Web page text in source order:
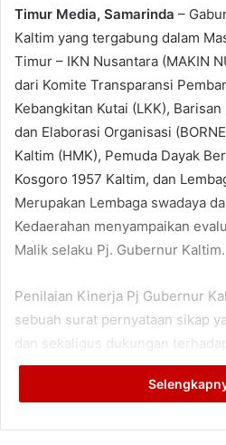
Timur Media, Samarinda –
Kaltim yang tergabung dalam
Timur – IKN Nusantara (MAKIN
dari Komite Transparansi
Kebangkitan Kutai (LKK),
dan Elaborasi Organisasi
Kaltim (HMK), Pemuda Dayak
Kosgoro 1957 Kaltim, dan
Merupakan Lembaga swadaya
Kedaerahan menyampaikan
Malik selaku Pj. Gubernur Kaltim.
Penilaian Kinerja Pj Gubernur
sebuah surat pernyataan sikap
dan sekaligus dukungan
konkret Pj Gubernur Kaltim
yakni Mensejahterakan
Denny Ruslan, MBA dan Fajar